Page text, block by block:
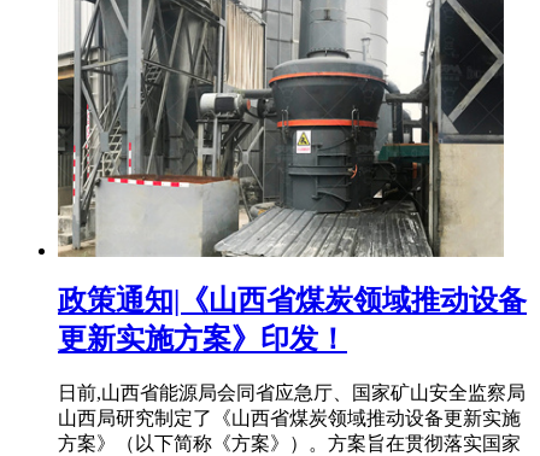
政策通知|《山西省煤炭领域推动设备
更新实施方案》印发！
日前,山西省能源局会同省应急厅、国家矿山安全监察局
山西局研究制定了《山西省煤炭领域推动设备更新实施
方案》（以下简称《方案》）。方案旨在贯彻落实国家